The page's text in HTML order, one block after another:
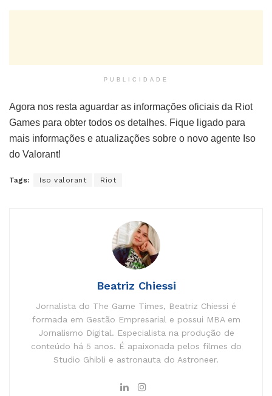
PUBLICIDADE
Agora nos resta aguardar as informações oficiais da Riot
Games para obter todos os detalhes. Fique ligado para
mais informações e atualizações sobre o novo agente Iso
do Valorant!
Tags: Iso valorant Riot
Beatriz Chiessi
Jornalista do The Game Times, Beatriz Chiessi é
formada em Gestão Empresarial e possui MBA em
Jornalismo Digital. Especialista na produção de
conteúdo há 5 anos. É apaixonada pelos filmes do
Studio Ghibli e astronauta do Astroneer.